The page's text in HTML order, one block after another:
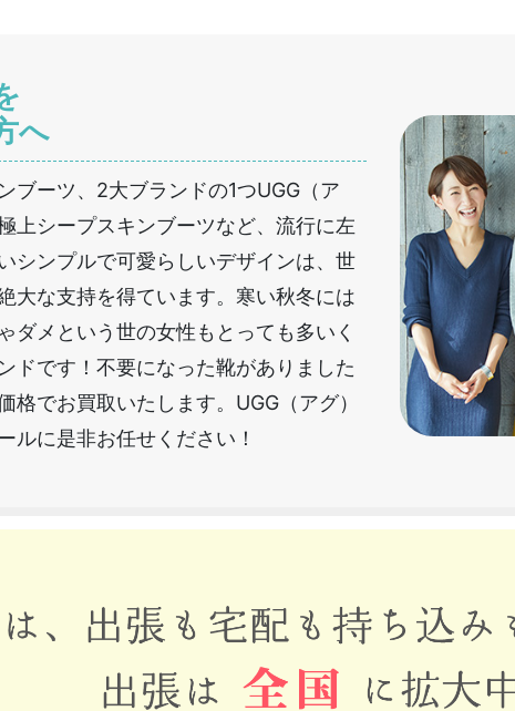
へ
ブーツ、2大ブランドの1つUGG（ア
上シープスキンブーツなど、流行に左
シンプルで可愛らしいデザインは、世
大な支持を得ています。寒い秋冬には
ダメという世の女性もとっても多いく
ドです！不要になった靴がありました
格でお買取いたします。UGG（アグ）
ルに是非お任せください！